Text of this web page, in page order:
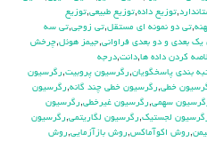
,توزيع داده,توزيع طبيعي,توزيع
,تي دو نمونه اي مستقل,تي زوجي,تي سه
بعدي و دو بعدي فراواني,جيمز هوئل,چرخش
كردن داده ها,دانت,درجه
بندي پاسخگويان,رگرسيون پروبيت,رگرسيون
خطي,رگرسيون خطي چند گانه,رگرسيون
سهمي,رگرسيون غيرخطي,رگرسيون
لجستيک,رگرسيون لگاريتمي,رگرسيون
,روش اكوآماكس,روش بازآزمايي,روش